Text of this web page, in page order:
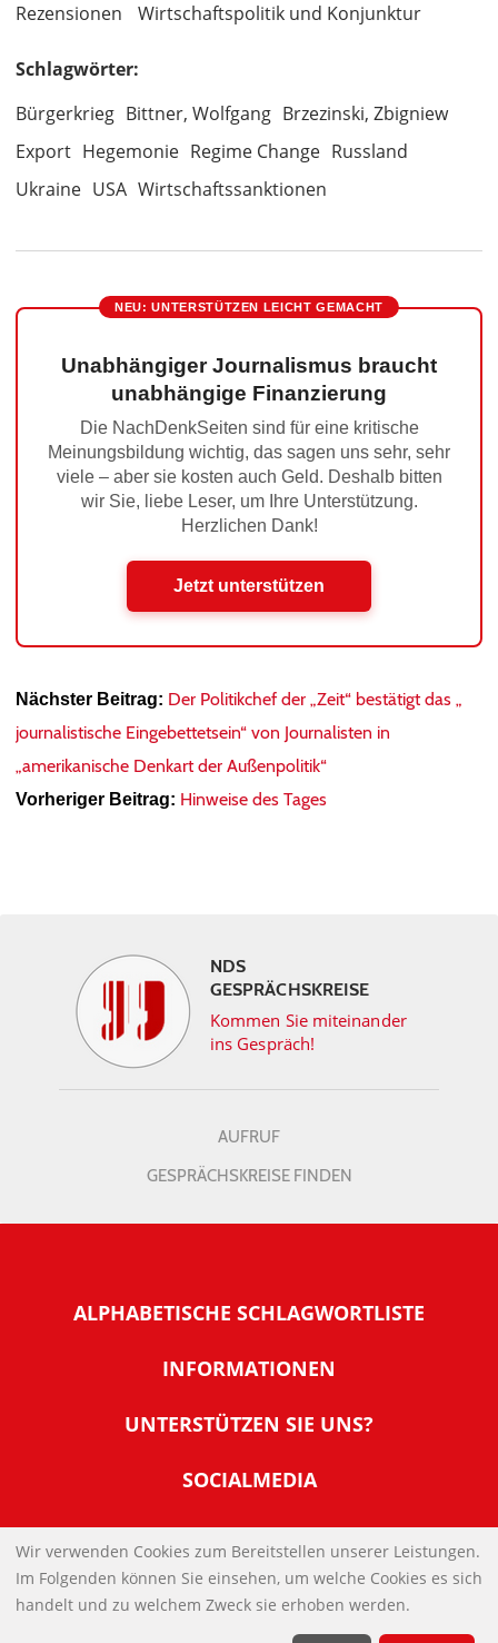
Rezensionen
Wirtschaftspolitik und Konjunktur
Schlagwörter:
Bürgerkrieg Bittner, Wolfgang Brzezinski, Zbigniew
Export Hegemonie Regime Change Russland
Ukraine USA Wirtschaftssanktionen
NEU: UNTERSTÜTZEN LEICHT GEMACHT
Unabhängiger Journalismus braucht
unabhängige Finanzierung
Die NachDenkSeiten sind für eine kritische
Meinungsbildung wichtig, das sagen uns sehr, sehr
viele – aber sie kosten auch Geld. Deshalb bitten
wir Sie, liebe Leser, um Ihre Unterstützung.
Herzlichen Dank!
Jetzt unterstützen
Nächster Beitrag: Der Politikchef der „Zeit“ bestätigt das „
journalistische Eingebettetsein“ von Journalisten in
„amerikanische Denkart der Außenpolitik“
Vorheriger Beitrag: Hinweise des Tages
NDS
GESPRÄCHSKREISE
Kommen Sie miteinander
ins Gespräch!
AUFRUF
GESPRÄCHSKREISE FINDEN
ALPHABETISCHE SCHLAGWORTLISTE
INFORMATIONEN
Warum NachDenkSeiten
Tipps zur Nutzung der NachDenkSeiten
Banner und E-Mail-Signaturen
Links
Kontakt
UNTERSTÜTZEN SIE UNS?
Werden Sie Fördermitglied
Spenden Sie Online
SOCIALMEDIA
IMPRESSUM
DATENSCHUTZERKLÄRUNG
Wir verwenden Cookies zum Bereitstellen unserer Leistungen.
Im Folgenden können Sie einsehen, um welche Cookies es sich
handelt und zu welchem Zweck sie erhoben werden.